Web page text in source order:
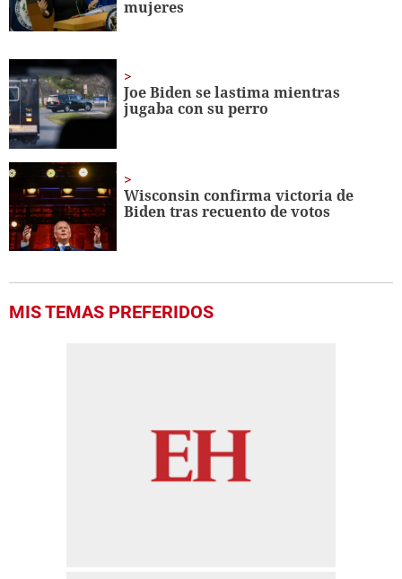
mujeres
Joe Biden se lastima mientras
jugaba con su perro
Wisconsin confirma victoria de
Biden tras recuento de votos
MIS TEMAS PREFERIDOS